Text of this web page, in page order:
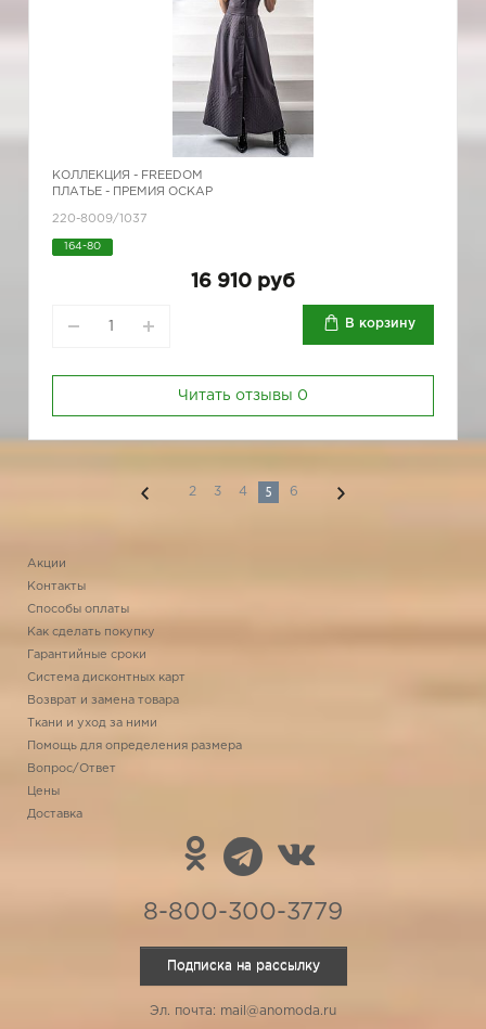
КОЛЛЕКЦИЯ - FREEDOM
ПЛАТЬЕ - ПРЕМИЯ ОСКАР
220-8009/1037
164-80
16 910 руб
В корзину
Читать отзывы 0
2 3 4 5 6
Акции
Контакты
Способы оплаты
Как сделать покупку
Гарантийные сроки
Система дисконтных карт
Возврат и замена товара
Ткани и уход за ними
Помощь для определения размера
Вопрос/Ответ
Цены
Доставка
8-800-300-3779
Подписка на рассылку
Эл. почта: mail@anomoda.ru